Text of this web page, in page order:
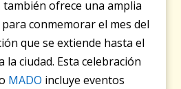
también ofrece una amplia
conmemorar el mes del
que se extiende hasta el
la ciudad. Esta celebración
MADO incluye eventos